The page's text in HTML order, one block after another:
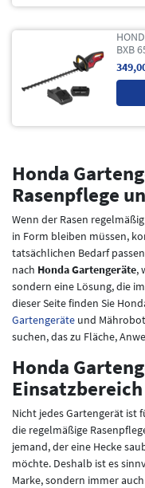
BXB
Honda
Rasenpflege
Wenn der Rasen
in Form bleiben müssen,
tatsächlichen Bedarf
nach Honda Gartengeräte,
sondern eine Lösung, die
dieser Seite finden Sie
Gartengeräte und
suchen, das zu Fläche,
Honda
Nicht jedes Gartengerät ist
die regelmäßige
jemand, der eine Hecke
möchte. Deshalb ist es
Marke, sondern immer